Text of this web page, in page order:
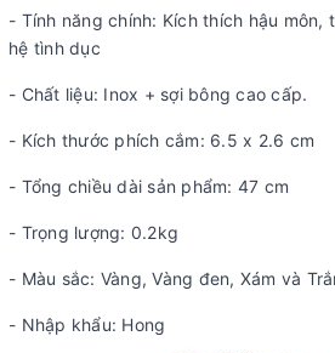
- Tính năng chính: Kích thích hậu môn,
hệ tình dục
- Chất liệu: Inox + sợi bông cao cấp.
- Kích thước phích cắm: 6.5 x 2.6 cm
- Tổng chiều dài sản phẩm: 47 cm
- Trọng lượng: 0.2kg
- Màu sắc: Vàng, Vàng đen, Xám và
- Nhập khẩu: Hong